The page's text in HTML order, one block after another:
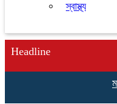
স্বাস্থ্য
Headline